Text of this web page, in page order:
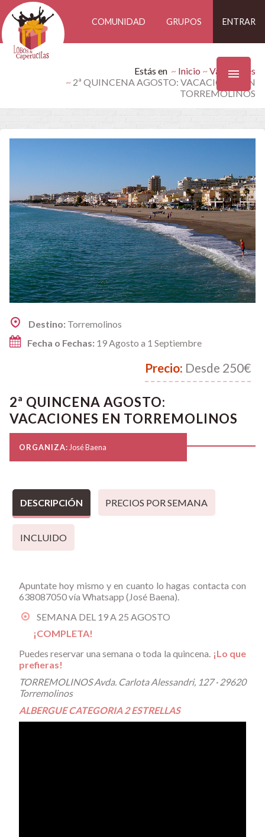
COMUNIDAD GRUPOS ENTRAR
Estás en Inicio
Vacaciones
2ª QUINCENA AGOSTO: VACACIONES EN
TORREMOLINOS
Destino: Torremolinos
Fecha o Fechas: 19 Agosto a 1 Septiembre
Precio: Desde 250€
2ª QUINCENA AGOSTO:
VACACIONES EN TORREMOLINOS
ORGANIZA: José Baena
DESCRIPCIÓN PRECIOS POR SEMANA
INCLUIDO
Apuntate hoy mismo y en cuanto lo hagas contacta con
638087050 vía Whatsapp (José Baena).
SEMANA DEL 19 A 25 AGOSTO
¡COMPLETA!
Puedes reservar una semana o toda la quincena. ¡Lo que
prefieras!
TORREMOLINOS Avda. Carlota Alessandri, 127 · 29620
Torremolinos
ALBERGUE CATEGORIA 2 ESTRELLAS